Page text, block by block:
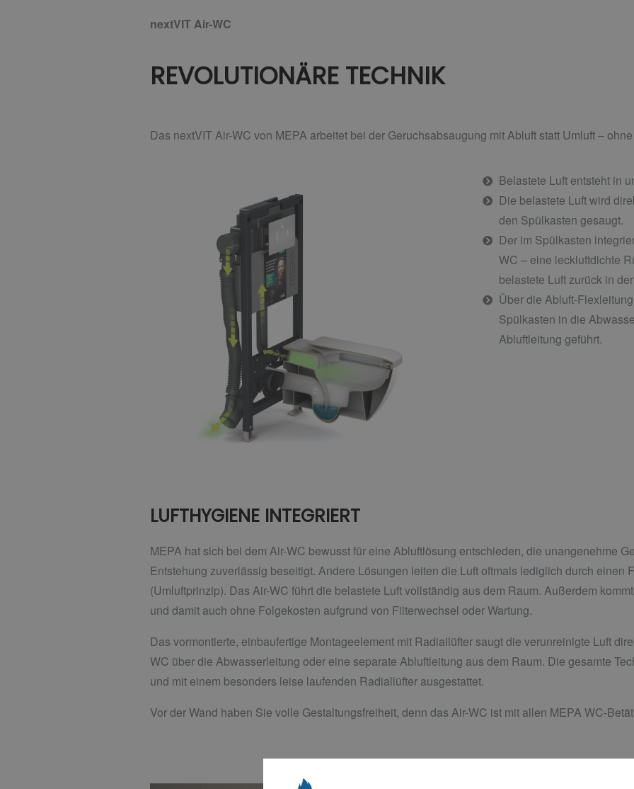
nextVIT Air-WC
REVOLUTIONÄRE TECHNIK
Das nextVIT Air-WC von MEPA arbeitet bei der Geruchsabsaugung mit Abluft statt Umluft –
Belastete Luft entsteht in
Die belastete Luft wird
den Spülkasten gesaugt.
Der im Spülkasten
WC – eine leckluftdichte
belastete Luft zurück in
Über die Abluft-
Spülkasten in die
Abluftleitung geführt.
LUFTHYGIENE INTEGRIERT
MEPA hat sich bei dem Air-WC bewusst für eine Abluftlösung entschieden, die unangenehme
Entstehung zuverlässig beseitigt. Andere Lösungen leiten die Luft oftmals lediglich durch einen
(Umluftprinzip). Das Air-WC führt die belastete Luft vollständig aus dem Raum. Außerdem
und damit auch ohne Folgekosten aufgrund von Filterwechsel oder Wartung.
Das vormontierte, einbaufertige Montageelement mit Radiallüfter saugt die verunreinigte Luft
WC über die Abwasserleitung oder eine separate Abluftleitung aus dem Raum. Die gesamte
und mit einem besonders leise laufenden Radiallüfter ausgestattet.
Vor der Wand haben Sie volle Gestaltungsfreiheit, denn das Air-WC ist mit allen MEPA WC-